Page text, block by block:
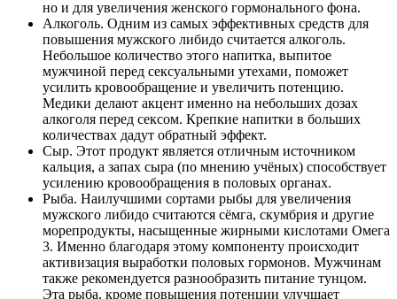
но и для увеличения женского гормонального фона.
Алкоголь. Одним из самых эффективных средств для
повышения мужского либидо считается алкоголь.
Небольшое количество этого напитка, выпитое
мужчиной перед сексуальными утехами, поможет
усилить кровообращение и увеличить потенцию.
Медики делают акцент именно на небольших дозах
алкоголя перед сексом. Крепкие напитки в больших
количествах дадут обратный эффект.
Сыр. Этот продукт является отличным источником
кальция, а запах сыра (по мнению учёных) способствует
усилению кровообращения в половых органах.
Рыба. Наилучшими сортами рыбы для увеличения
мужского либидо считаются сёмга, скумбрия и другие
морепродукты, насыщенные жирными кислотами Омега
3. Именно благодаря этому компоненту происходит
активизация выработки половых гормонов. Мужчинам
также рекомендуется разнообразить питание тунцом.
Эта рыба, кроме повышения потенции улучшает